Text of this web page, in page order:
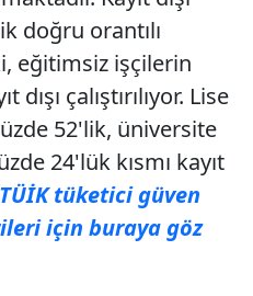
doğru orantılı
eğitimsiz işçilerin
dışı çalıştırılıyor. Lise
52'lik, üniversite
24'lük kısmı kayıt
TÜİK tüketici güven
için buraya göz